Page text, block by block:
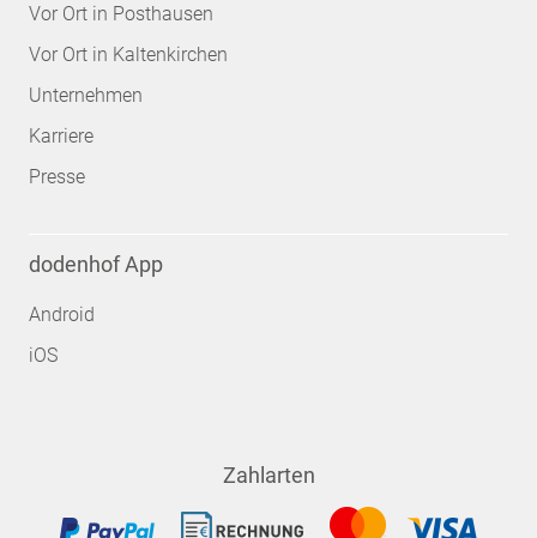
Vor Ort in Posthausen
Vor Ort in Kaltenkirchen
Unternehmen
Karriere
Presse
dodenhof App
Android
iOS
Zahlarten